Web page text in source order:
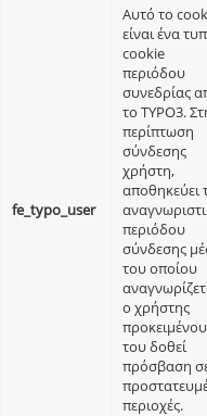
fe_typo_user
Αυτό το
είναι ένα
cookie
περιόδου
συνεδρίας
το TYPO3.
περίπτωση
σύνδεσης
χρήστη,
αποθηκεύει
περιόδου
σύνδεσης
του οποίου
ο χρήστης
του δοθεί
πρόσβαση
περιοχές.